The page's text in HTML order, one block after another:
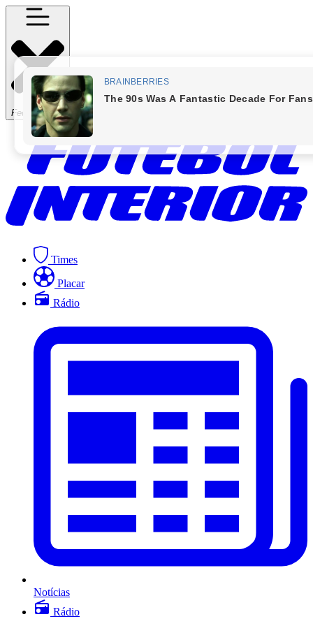
Fechar Menu
Times
Placar
Rádio
Notícias
Rádio